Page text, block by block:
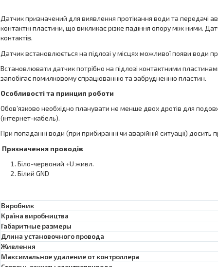
Датчик призначений для виявлення протікання води та передачі
контактні пластини, що викликає різке падіння опору між ними.
контактів.
Датчик встановлюється на підлозі у місцях можливої появи води
Встановлювати датчик потрібно на підлозі контактними
запобігає помилковому спрацюванню та забрудненню пластин.
Особливості та принцип роботи
Обов’язково необхідно планувати не менше двох дротів для
(інтернет-кабель).
При попаданні води (при прибиранні чи аварійній ситуації)
Призначення проводів
Біло-червоний +U живл.
Білий GND
Виробник
Країна виробництва
Габаритные размеры
Длина установочного провода
Живлення
Максимальное удаление от контроллера